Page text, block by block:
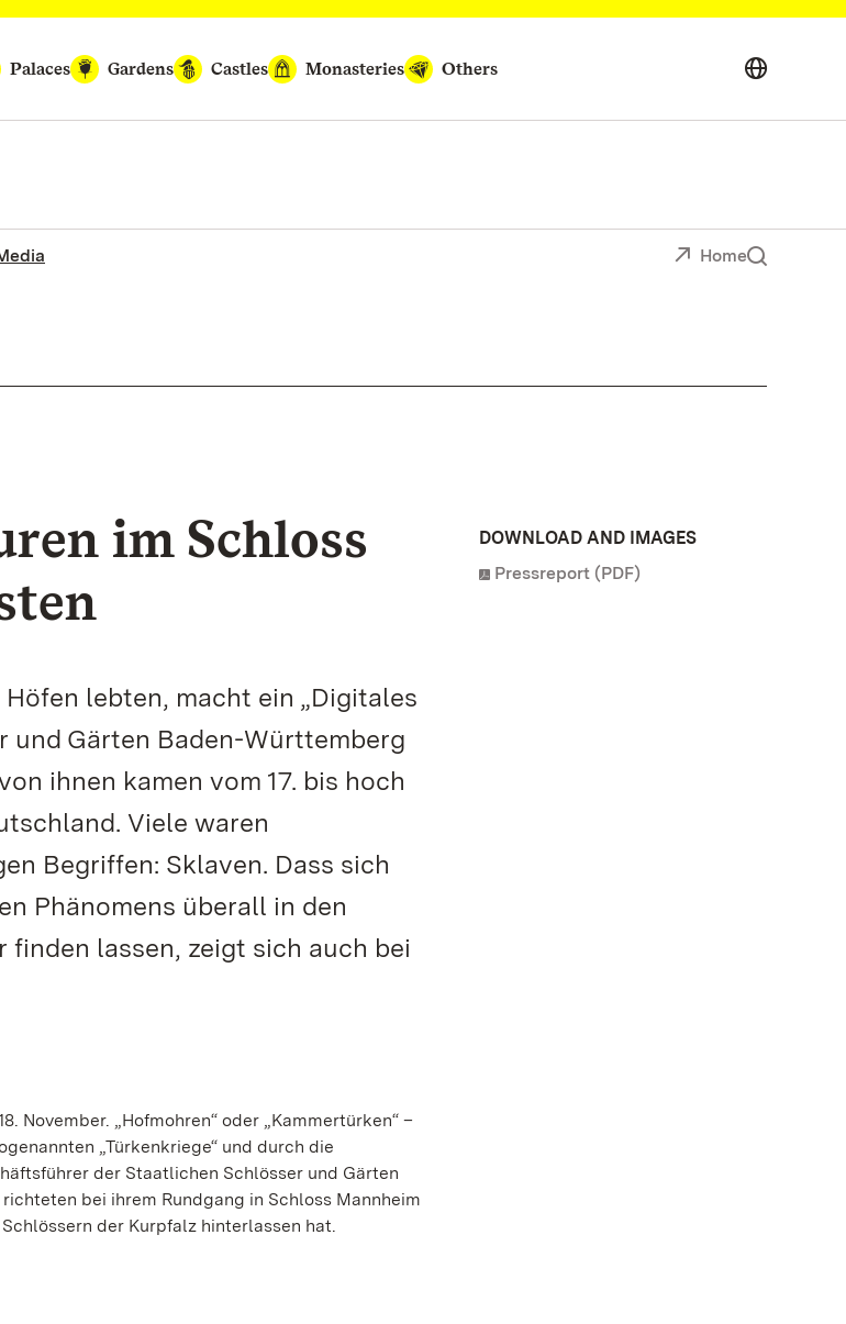
Palaces
Gardens Castles Monasteries Others
Home
im Schloss
lebten, macht ein „Digitales
und Gärten Baden-Württemberg
ihnen kamen vom 17. bis hoch
Viele waren
Begriffen: Sklaven. Dass sich
Phänomens überall in den
lassen, zeigt sich auch bei
November. „Hofmohren“ oder „Kammertürken“ –
„Türkenkriege“ und durch die
der Staatlichen Schlösser und Gärten
bei ihrem Rundgang in Schloss Mannheim
der Kurpfalz hinterlassen hat.
DOWNLOAD AND IMAGES
Pressreport (PDF)